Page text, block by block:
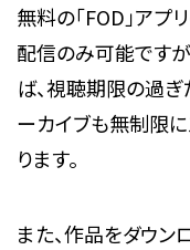
無料の「FOD」ア
配信のみ可能です
ば、視聴期限の過
ーカイブも無制限
ります。
また、作品をダウン